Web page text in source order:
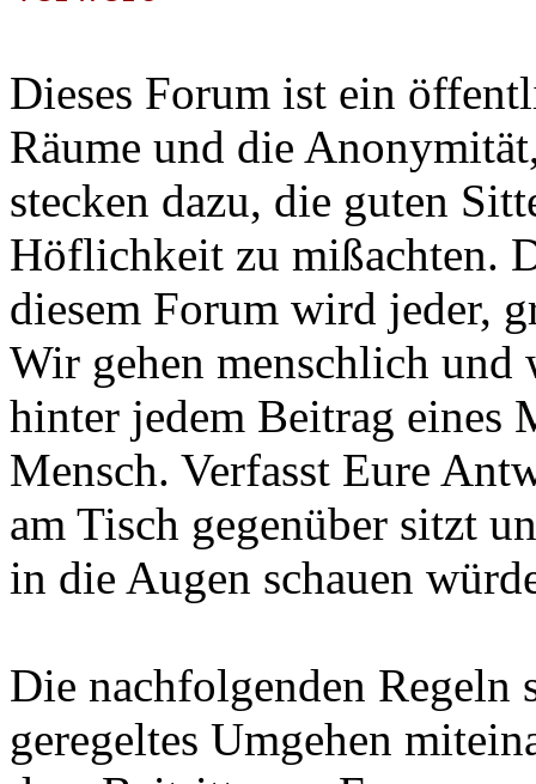
Dieses Forum ist ein
Räume und die
stecken dazu, die guten
Höflichkeit zu mißachten.
diesem Forum wird jeder,
Wir gehen menschlich
hinter jedem Beitrag eines
Mensch. Verfasst Eure
am Tisch gegenüber sitzt
in die Augen schauen
Die nachfolgenden Regeln
geregeltes Umgehen